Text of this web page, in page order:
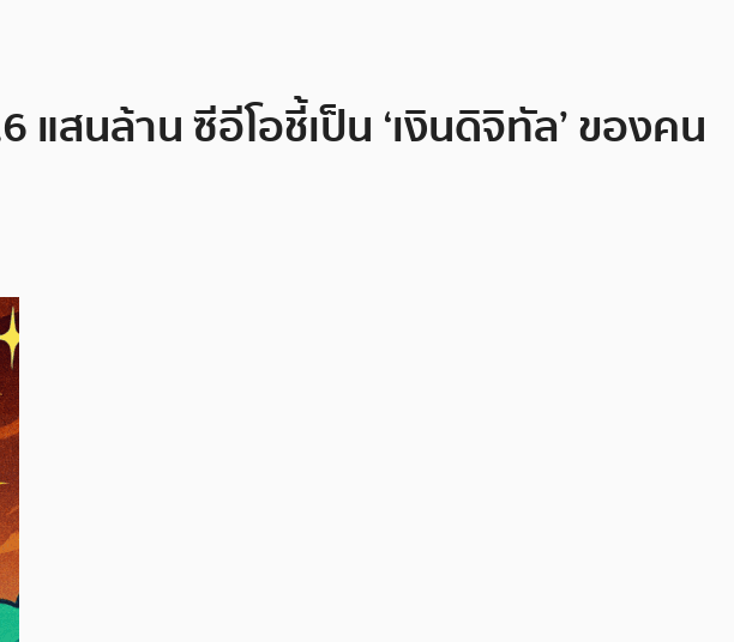
สนล้าน ซีอีโอชี้เป็น ‘เงินดิจิทัล’ ของคน